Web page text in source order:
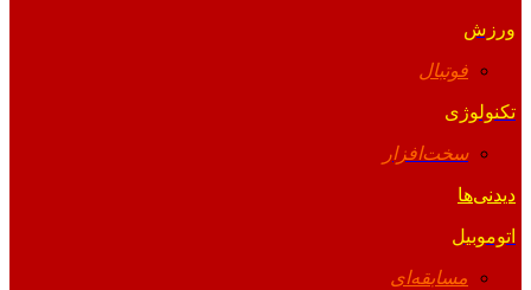
ورزش
فوتبال
تکنولوژی
سخت‌افزار
دیدنی‌ها
اتوموبیل
مسابقه‌ای